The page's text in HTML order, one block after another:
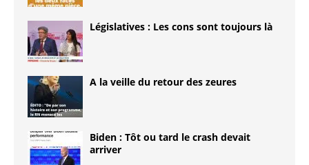
Législatives : Les cons sont toujours là
A la veille du retour des zeures
Biden : Tôt ou tard le crash devait
arriver